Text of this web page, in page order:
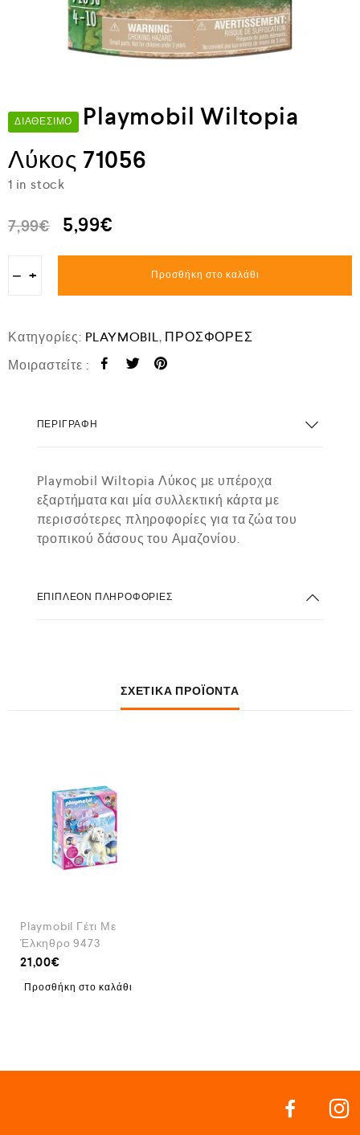
ΔΙΑΘΈΣΙΜΟ
Playmobil Wiltopia
Λύκος 71056
1 in stock
7,99€ 5,99€
− + Προσθήκη στο καλάθι
Κατηγορίες: PLAYMOBIL, ΠΡΟΣΦΟΡΕΣ
Μοιραστείτε :
ΠΕΡΙΓΡΑΦΉ
Playmobil Wiltopia Λύκος με υπέροχα
εξαρτήματα και μία συλλεκτική κάρτα με
περισσότερες πληροφορίες για τα ζώα του
τροπικού δάσους του Αμαζονίου.
ΕΠΙΠΛΈΟΝ ΠΛΗΡΟΦΟΡΊΕΣ
ΣΧΕΤΙΚΆ ΠΡΟΪΌΝΤΑ
Playmobil Γέτι Με
Έλκηθρο 9473
21,00€
Προσθήκη στο καλάθι